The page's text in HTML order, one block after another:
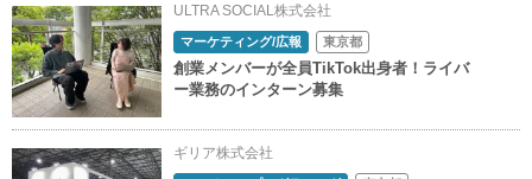
ULTRA SOCIAL株式会社
マーケティング/広報 東京都
創業メンバーが全員TikTok出身者！ライバ
ー業務のインターン募集
ギリア株式会社